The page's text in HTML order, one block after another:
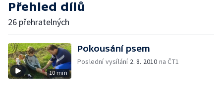
Přehled dílů
26 přehratelných
10 min
Pokousání psem
Poslední vysílání 2. 8. 2010 na ČT1